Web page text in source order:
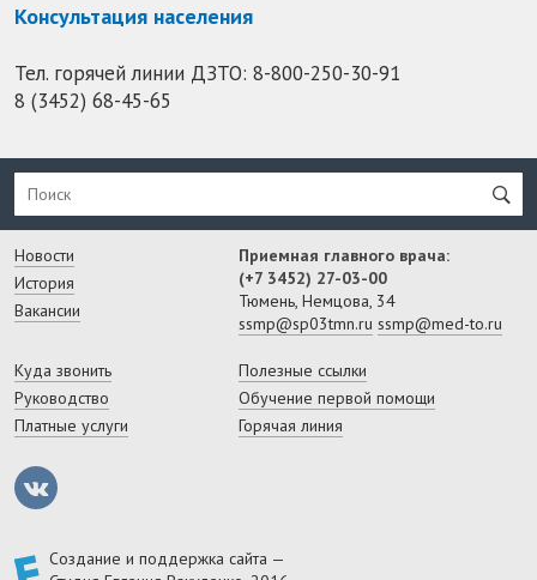
Консультация населения
Тел. горячей линии ДЗТО: 8-800-250-30-91
8 (3452) 68-45-65
Новости
История
Вакансии
Приемная главного врача:
(+7 3452) 27-03-00
Тюмень, Немцова, 34
ssmp@sp03tmn.ru ssmp@med-to.ru
Куда звонить
Руководство
Платные услуги
Полезные ссылки
Обучение первой помощи
Горячая линия
Создание и поддержка сайта —